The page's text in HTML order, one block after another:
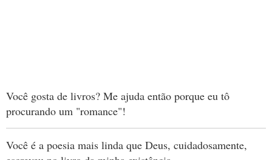
Você gosta de livros? Me ajuda então porque eu tô
procurando um "romance"!
Você é a poesia mais linda que Deus, cuidadosamente,